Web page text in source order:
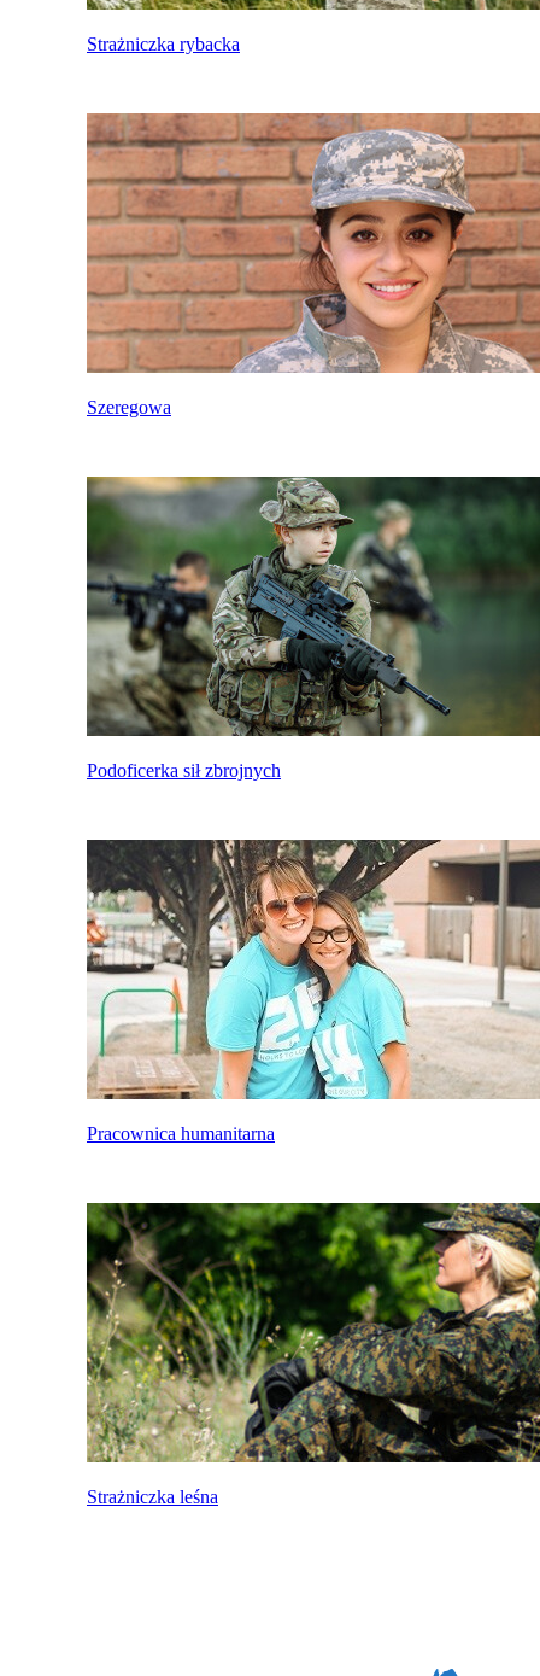
Strażniczka rybacka
Szeregowa
Podoficerka sił zbrojnych
Pracownica humanitarna
Strażniczka leśna